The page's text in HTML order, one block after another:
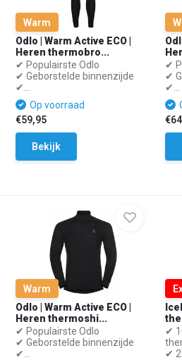
Warm
Odlo | Warm Active ECO |
Heren thermobro...
✔ Populairste Odlo
✔ Geborstelde binnenzijde
✔...
Op voorraad
€59,95
Bekijk
✔
✔
✔...
Warm
Odlo | Warm Active ECO |
Heren thermoshi...
✔ Populairste Odlo
✔ Geborstelde binnenzijde
✔...
✔
✔